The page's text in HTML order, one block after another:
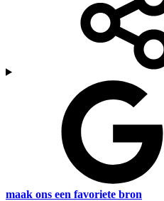
maak ons een favoriete bron